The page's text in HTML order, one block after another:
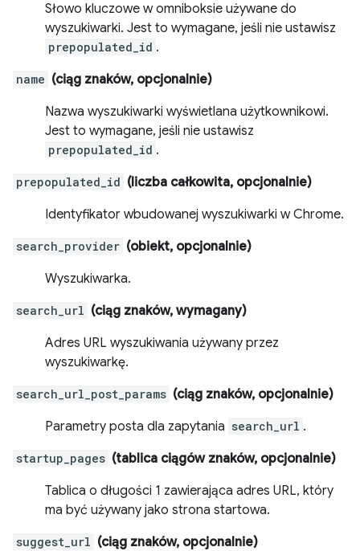
Słowo kluczowe w omniboksie używane do
wyszukiwarki. Jest to wymagane, jeśli nie ustawisz
prepopulated_id .
name (ciąg znaków, opcjonalnie)
Nazwa wyszukiwarki wyświetlana użytkownikowi.
Jest to wymagane, jeśli nie ustawisz
prepopulated_id .
prepopulated_id (liczba całkowita, opcjonalnie)
Identyfikator wbudowanej wyszukiwarki w Chrome.
search_provider (obiekt, opcjonalnie)
Wyszukiwarka.
search_url (ciąg znaków, wymagany)
Adres URL wyszukiwania używany przez
wyszukiwarkę.
search_url_post_params (ciąg znaków, opcjonalnie)
Parametry posta dla zapytania search_url .
startup_pages (tablica ciągów znaków, opcjonalnie)
Tablica o długości 1 zawierająca adres URL, który
ma być używany jako strona startowa.
suggest_url (ciąg znaków, opcjonalnie)